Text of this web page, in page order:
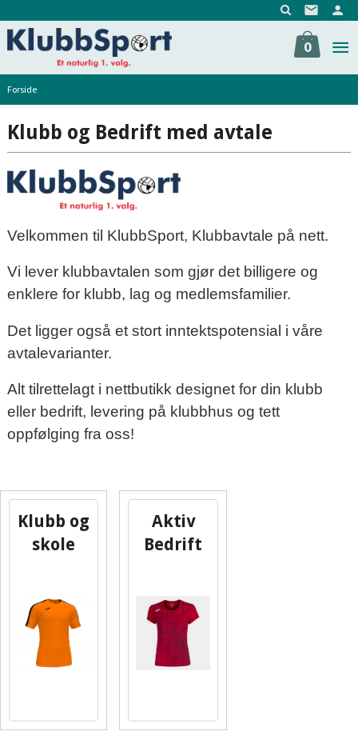
til
innholdet
0
Forside
Klubb og Bedrift med avtale
Velkommen til KlubbSport, Klubbavtale på nett.
Vi lever klubbavtalen som gjør det billigere og
enklere for klubb, lag og medlemsfamilier.
Det ligger også et stort inntektspotensial i våre
avtalevarianter.
Alt tilrettelagt i nettbutikk designet for din klubb
eller bedrift, levering på klubbhus og tett
oppfølging fra oss!
Klubb og
skole
Aktiv
Bedrift